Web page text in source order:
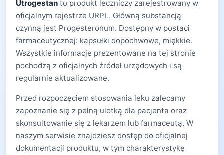
Utrogestan to produkt leczniczy zarejestrowany w
oficjalnym rejestrze URPL. Główną substancją
czynną jest Progesteronum. Dostępny w postaci
farmaceutycznej: kapsułki dopochwowe, miękkie.
Wszystkie informacje prezentowane na tej stronie
pochodzą z oficjalnych źródeł urzędowych i są
regularnie aktualizowane.
Przed rozpoczęciem stosowania leku zalecamy
zapoznanie się z pełną ulotką dla pacjenta oraz
skonsultowanie się z lekarzem lub farmaceutą. W
naszym serwisie znajdziesz dostęp do oficjalnej
dokumentacji produktu, w tym charakterystykę